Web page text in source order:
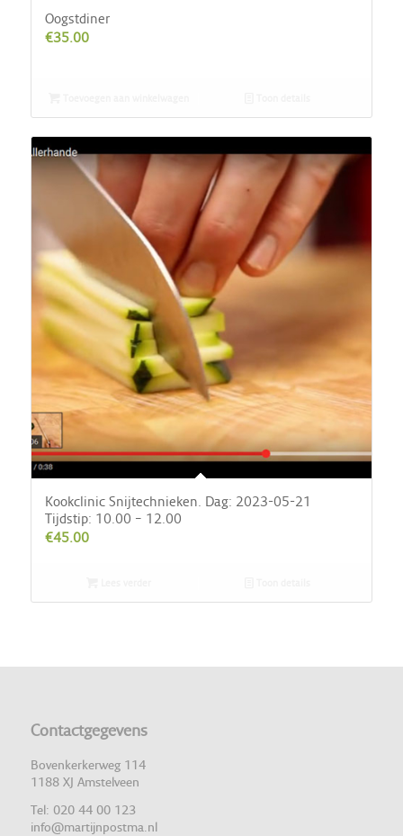
Oogstdiner
€35.00
Kookclinic Snijtechnieken. Dag: 2023-05-21
Tijdstip: 10.00 – 12.00
€45.00
Contactgegevens
Bovenkerkerweg 114
1188 XJ Amstelveen
Tel: 020 44 00 123
info@martijnpostma.nl